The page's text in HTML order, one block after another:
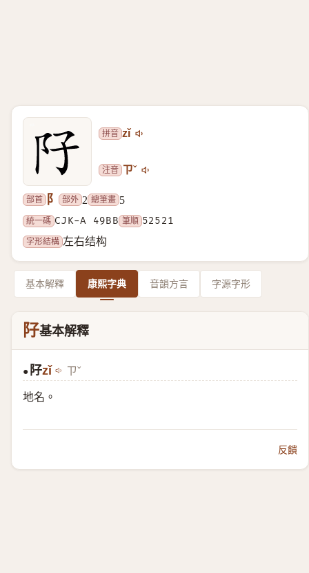
拼音 zǐ
注音 ㄗˇ
部首 阝 部外 2 總筆畫 5
統一碼 CJK-A 49BB 筆順 52521
字形結構 左右结构
基本解釋 康熙字典 音韻方言 字源字形
䦻基本解釋
● 䦻zǐ ㄗˇ
地名。
反饋